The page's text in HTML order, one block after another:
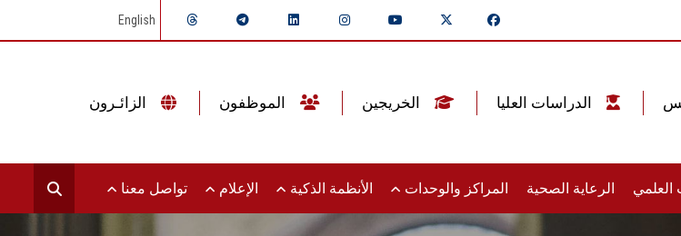
English
العلمي الرعاية الصحية المراكز والوحدات الأنظمة الذكية الإعلام تواصل معنا